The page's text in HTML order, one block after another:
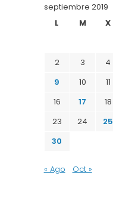
septiembre 2019
L
M X
2
3 4
9
10 11
16
17 18
23
24 25
30
« Ago Oct »